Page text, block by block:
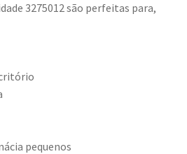
3275012 são perfeitas para,
pequenos